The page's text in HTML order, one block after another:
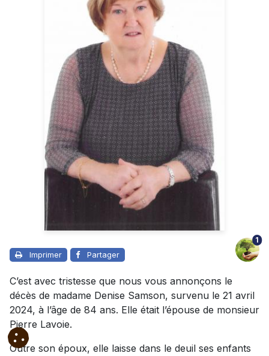
Imprimer Partager
1
C’est avec tristesse que nous vous annonçons le
décès de madame Denise Samson, survenu le 21 avril
2024, à l’âge de 84 ans. Elle était l’épouse de monsieur
Pierre Lavoie.
Outre son époux, elle laisse dans le deuil ses enfants